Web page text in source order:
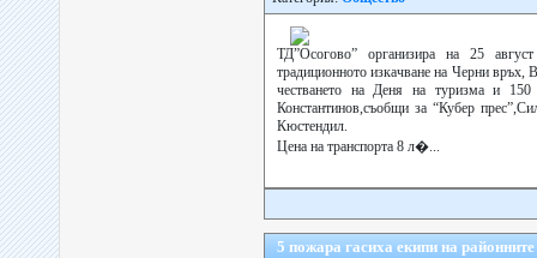
ТД”Осогово” организира на 25
традиционното изкачване на Черни връх,
честването на Деня на туризма и
Константинов,съобщи за “Кубер
Кюстендил.
Цена на транспорта 8 л�...
5 пожара гасиха екипи на